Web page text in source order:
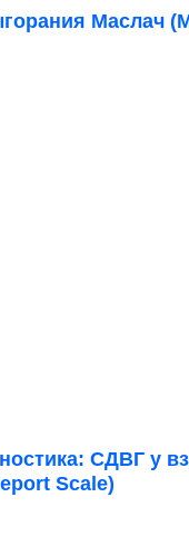
Маслач
СДВГ у
Scale)